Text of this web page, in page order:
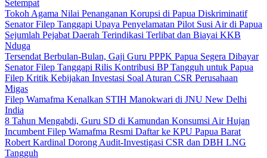
Setempat
Tokoh Agama Nilai Penanganan Korupsi di Papua Diskriminatif
Senator Filep Tanggapi Upaya Penyelamatan Pilot Susi Air di Papua
Sejumlah Pejabat Daerah Terindikasi Terlibat dan Biayai KKB
Nduga
Tersendat Berbulan-Bulan, Gaji Guru PPPK Papua Segera Dibayar
Senator Filep Tanggapi Rilis Kontribusi BP Tangguh untuk Papua
Filep Kritik Kebijakan Investasi Soal Aturan CSR Perusahaan
Migas
Filep Wamafma Kenalkan STIH Manokwari di JNU New Delhi
India
8 Tahun Mengabdi, Guru SD di Kamundan Konsumsi Air Hujan
Incumbent Filep Wamafma Resmi Daftar ke KPU Papua Barat
Robert Kardinal Dorong Audit-Investigasi CSR dan DBH LNG
Tangguh